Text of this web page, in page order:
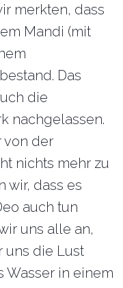
merkten, dass
Mandi (mit
Das
die
nachgelassen.
von der
nichts mehr zu
wir, dass es
auch tun
uns alle an,
uns die Lust
Wasser in einem